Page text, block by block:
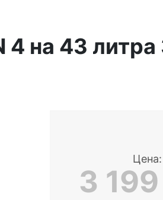
на 43 литра
Цена:
3